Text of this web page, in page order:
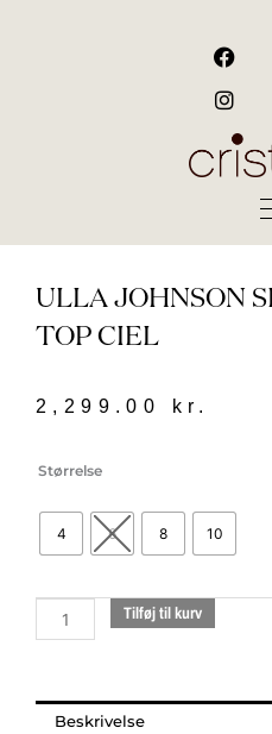
F
a
c
e
b
o
I
n
s
t
a
g
ULLA JOHNSON
TOP CIEL
2,299.00 kr.
Størrelse
4 6 8 10
Siena
Cotton
antal
Tilføj til kurv
Beskrivelse